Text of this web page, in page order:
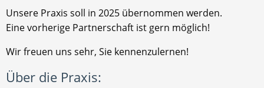
Unsere Praxis soll in 2025 übernommen werden.
Eine vorherige Partnerschaft ist gern möglich!
Wir freuen uns sehr, Sie kennenzulernen!
Über die Praxis: